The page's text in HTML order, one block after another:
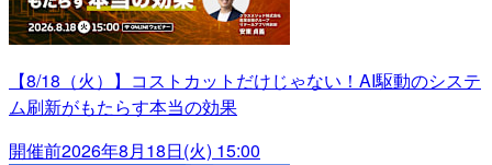
【8/18（火）】コストカットだけじゃない！AI駆動のシステ
ム刷新がもたらす本当の効果
開催前2026年8月18日(火) 15:00